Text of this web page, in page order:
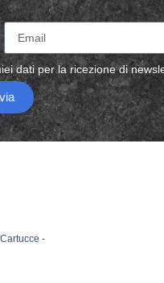
dati per la ricezione di
-